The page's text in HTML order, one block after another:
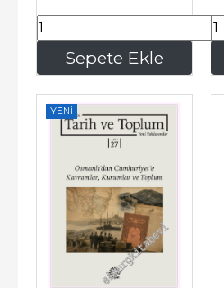
Sepete Ekle
103,60
YENI